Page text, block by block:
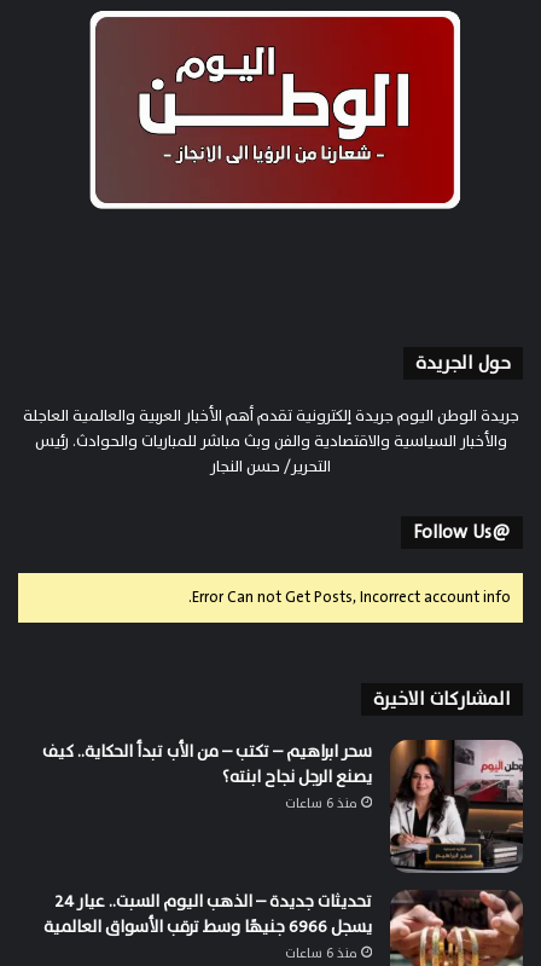
حول الجريدة
جريدة الوطن اليوم جريدة إلكترونية تقدم أهم الأخبار العربية والعالمية العاجلة
والأخبار السياسية والاقتصادية والفن وبث مباشر للمباريات والحوادث. رئيس
التحرير/ حسن النجار
@Follow Us
Error Can not Get Posts, Incorrect account info.
المشاركات الاخيرة
سحر ابراهيم – تكتب – من الأب تبدأ الحكاية.. كيف
يصنع الرجل نجاح ابنته؟
منذ 6 ساعات
تحديثات جديدة – الذهب اليوم السبت.. عيار 24
يسجل 6966 جنيهًا وسط ترقب الأسواق العالمية
منذ 6 ساعات